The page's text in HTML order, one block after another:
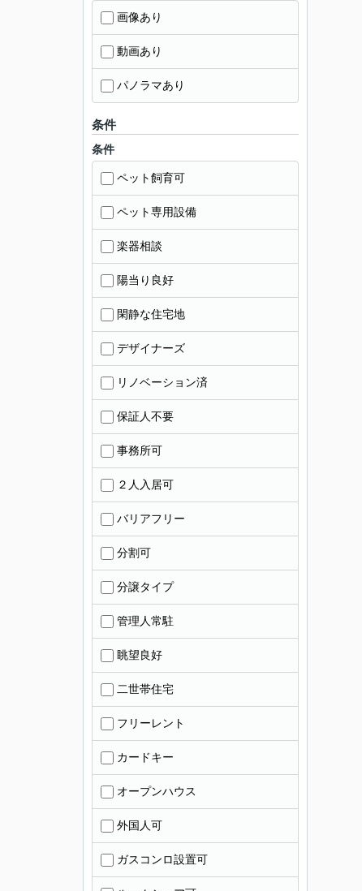
画像あり
動画あり
パノラマあり
条件
条件
ペット飼育可
ペット専用設備
楽器相談
陽当り良好
閑静な住宅地
デザイナーズ
リノベーション済
保証人不要
事務所可
２人入居可
バリアフリー
分割可
分譲タイプ
管理人常駐
眺望良好
二世帯住宅
フリーレント
カードキー
オープンハウス
外国人可
ガスコンロ設置可